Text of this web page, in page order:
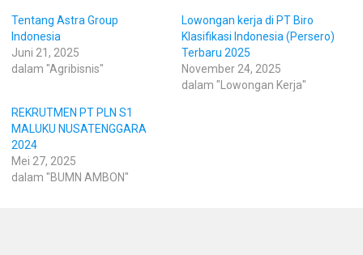
Tentang Astra Group
Indonesia
Juni 21, 2025
dalam "Agribisnis"
Lowongan kerja di PT Biro
Klasifikasi Indonesia (Persero)
Terbaru 2025
November 24, 2025
dalam "Lowongan Kerja"
REKRUTMEN PT PLN S1
MALUKU NUSATENGGARA
2024
Mei 27, 2025
dalam "BUMN AMBON"